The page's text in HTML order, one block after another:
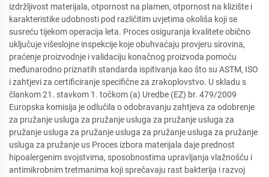
izdržljivost materijala, otpornost na plamen, otpornost na klizište i
karakteristike udobnosti pod različitim uvjetima okoliša koji se
susreću tijekom operacija leta. Proces osiguranja kvalitete obično
uključuje višeslojne inspekcije koje obuhvaćaju provjeru sirovina,
praćenje proizvodnje i validaciju konačnog proizvoda pomoću
međunarodno priznatih standarda ispitivanja kao što su ASTM, ISO
i zahtjevi za certificiranje specifične za zrakoplovstvo. U skladu s
člankom 21. stavkom 1. točkom (a) Uredbe (EZ) br. 479/2009
Europska komisija je odlučila o odobravanju zahtjeva za odobrenje
za pružanje usluga za pružanje usluga za pružanje usluga za
pružanje usluga za pružanje usluga za pružanje usluga za pružanje
usluga za pružanje us Proces izbora materijala daje prednost
hipoalergenim svojstvima, sposobnostima upravljanja vlažnošću i
antimikrobnim tretmanima koji sprečavaju rast bakterija i razvoj